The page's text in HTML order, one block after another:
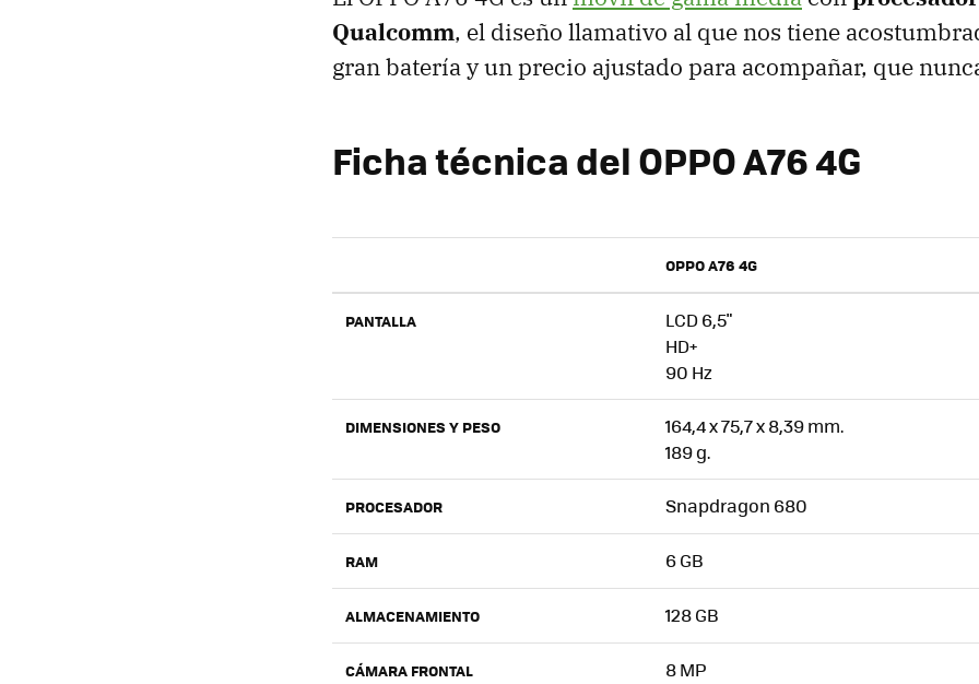
Qualcomm, el diseño llamativo al que nos tiene
gran batería y un precio ajustado para acompañar, que
Ficha técnica del OPPO A76 4G
OPPO A76 4G
PANTALLA
LCD 6,5"
HD+
90 Hz
DIMENSIONES Y PESO
164,4 x 75,7 x 8,39 mm.
189 g.
PROCESADOR Snapdragon 680
RAM 6 GB
ALMACENAMIENTO 128 GB
CÁMARA FRONTAL 8 MP